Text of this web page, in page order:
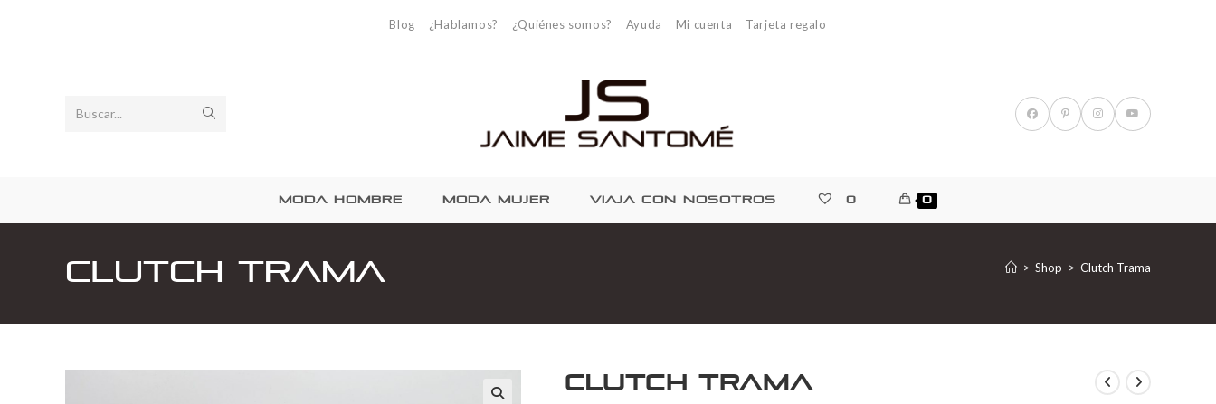
Blog ¿Hablamos? ¿Quiénes somos? Ayuda Mi cuenta Tarjeta regalo
Buscar...
MODA HOMBRE MODA MUJER VIAJA CON NOSOTROS 0 0
Clutch Trama > Shop > Clutch Trama
Clutch Trama